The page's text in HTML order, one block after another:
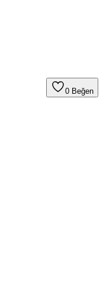
0 Beğen